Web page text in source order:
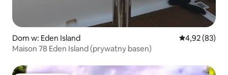
Dom w: Eden Island Średnia
4,92 (83)
Maison 78 Eden Island (prywatny basen)